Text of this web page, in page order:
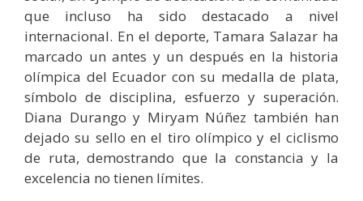
que incluso ha sido destacado a nivel
internacional. En el deporte, Tamara Salazar ha
marcado un antes y un después en la historia
olímpica del Ecuador con su medalla de plata,
símbolo de disciplina, esfuerzo y superación.
Diana Durango y Miryam Núñez también han
dejado su sello en el tiro olímpico y el ciclismo
de ruta, demostrando que la constancia y la
excelencia no tienen límites.